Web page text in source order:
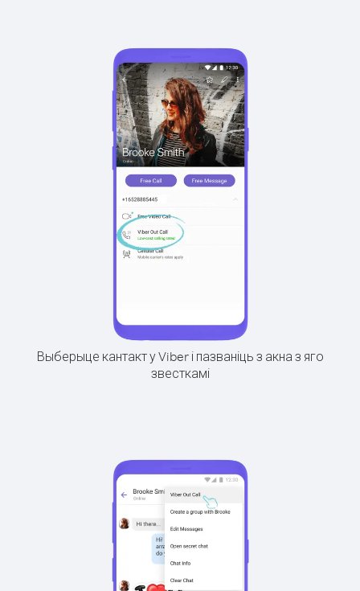
Выберыце кантакт у Viber і пазваніць з акна з яго
звесткамі